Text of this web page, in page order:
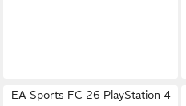
EA Sports FC 26 PlayStation 4